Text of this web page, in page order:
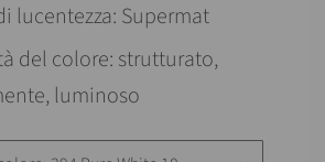
lucentezza: Supermat
del colore: strutturato,
luminoso